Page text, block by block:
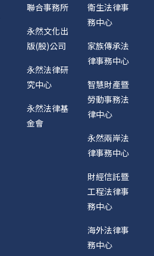
聯合事務所
永然文化出
版(股)公司
永然法律研
究中心
永然法律基
金會
衛生法律事
務中心
家族傳承法
律事務中心
智慧財產暨
勞動事務法
律中心
永然兩岸法
律事務中心
財經信託暨
工程法律事
務中心
海外法律事
務中心